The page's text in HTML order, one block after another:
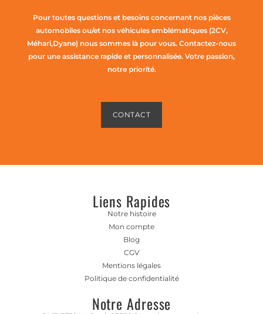
Pour toutes questions et besoins concernant nos pièces
automobiles ou/et nos véhicules emblématiques (2CV,
Méhari,Dyane) nous sommes là pour vous. Contactez-nous
pour une assistance rapide et personnalisée. Votre passion,
notre priorité.
CONTACT
Liens Rapides
Notre histoire
Mon compte
Blog
CGV
Mentions légales
Politique de confidentialité
Notre Adresse